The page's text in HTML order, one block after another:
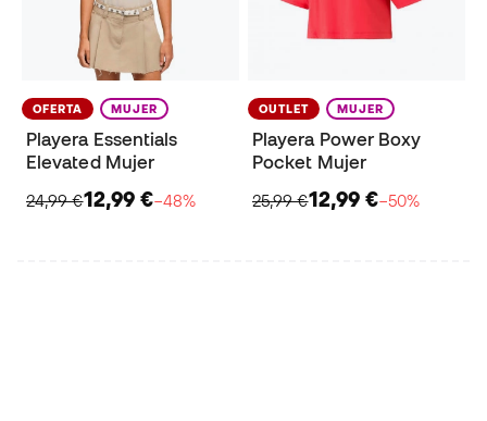
OFERTA MUJER
Playera Essentials
Elevated Mujer
24,99 €12,99 €−48%
OUTLET MUJER
Playera Power Boxy
Pocket Mujer
25,99 €12,99 €−50%